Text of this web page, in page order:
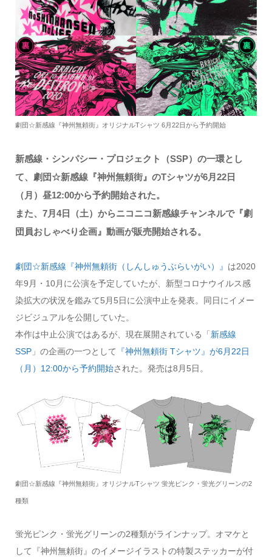
劇団☆新感線『神州無頼街』オリジナルTシャツ 6月22日から予約開始
新感線・シンパシー・プロジェクト（SSP）の一環とし
て、劇団☆新感線『神州無頼街』のTシャツが6月22日
（月）昼12:00から予約開始された。
また、7月4日（土）からニコニコ新感線チャンネルで『劇
団員おしゃべり企画』動画が販売開始される。
劇団☆新感線『神州無頼街（しんしゅうぶらいがい）』 は2020
年9月・10月に公演を予定していたが、新型コロナウイルス感
染拡大の状況を鑑みて5月5日に公演中止を発表。同日にイメー
ジビジュアルを公開していた。
本作は中止公演ではあるが、現在展開されている「 新感線
SSP」の企画の一つとして
『神州無頼街 Tシャツ』が6月22日
（月）12:00から予約開始された。発売は8月5日。
劇団☆新感線『神州無頼街』オリジナルTシャツ 蛍光ピンク・蛍光グリーンの2
種類
蛍光ピンク・蛍光グリーンの2種類がラインナップ。オマケと
して『神州無頼街』のイメージイラストの特製ステッカーが付